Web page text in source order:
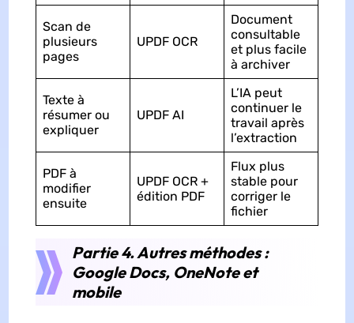
Scan de
plusieurs
pages
UPDF OCR
Document
consultable
et plus facile
à archiver
Texte à
résumer ou
expliquer
UPDF AI
L’IA peut
continuer le
travail après
l’extraction
PDF à
modifier
ensuite
UPDF OCR +
édition PDF
Flux plus
stable pour
corriger le
fichier
Partie 4. Autres méthodes :
Google Docs, OneNote et
mobile